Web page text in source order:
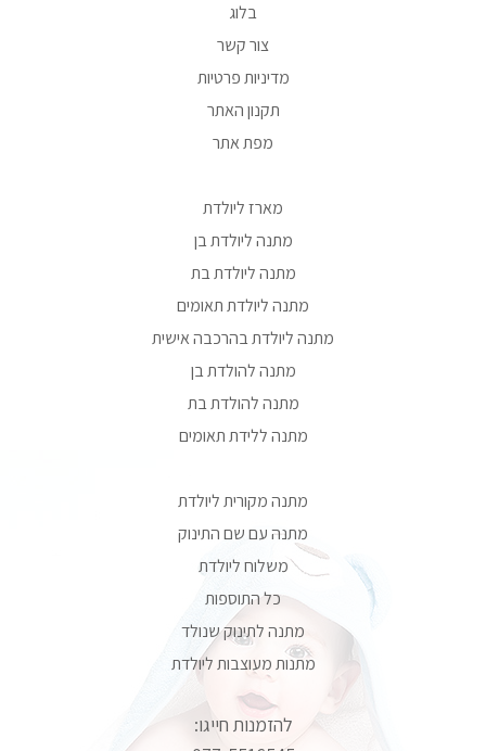
בלוג
צור קשר
מדיניות פרטיות
תקנון האתר
מפת אתר
מארז ליולדת
מתנה ליולדת בן
מתנה ליולדת בת
מתנה ליולדת תאומים
מתנה ליולדת בהרכבה אישית
מתנה להולדת בן
מתנה להולדת בת
מתנה ללידת תאומים
מתנה מקורית ליולדת
מתנה עם שם התינוק
משלוח ליולדת
כל התוספות
מתנה לתינוק שנולד
מתנות מעוצבות ליולדת
להזמנות חייגו: